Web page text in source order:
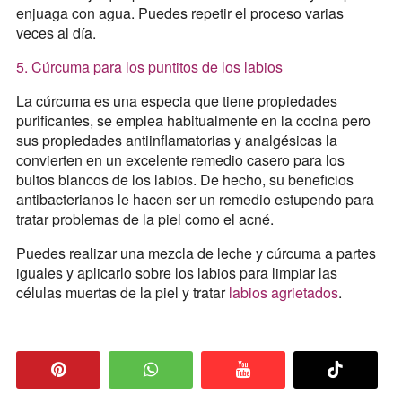
enjuaga con agua. Puedes repetir el proceso varias
veces al día.
5. Cúrcuma para los puntitos de los labios
La cúrcuma es una especia que tiene propiedades
purificantes, se emplea habitualmente en la cocina pero
sus propiedades antiinflamatorias y analgésicas la
convierten en un excelente remedio casero para los
bultos blancos de los labios. De hecho, su beneficios
antibacterianos le hacen ser un remedio estupendo para
tratar problemas de la piel como el acné.
Puedes realizar una mezcla de leche y cúrcuma a partes
iguales y aplicarlo sobre los labios para limpiar las
células muertas de la piel y tratarlabios agrietados.